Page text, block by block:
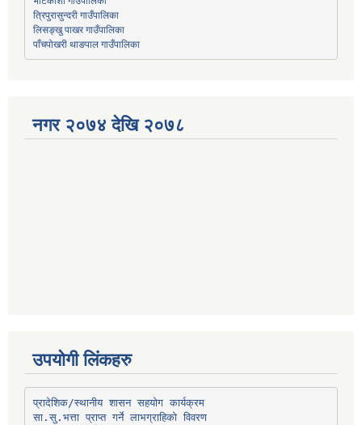
त्रिपुरासुन्दरी गाउँपालिका
लिसङ्खु पाखर गाउँपालिका
पाँचपोखरी थाङपाल गाउँपालिका
नगर २०७४ देखि २०७८
उपयोगी लिंकहरु
प्रादेशिक/स्थानीय शासन सहयोग कार्यक्रम
सा.सु.भत्ता प्राप्त गर्ने लाभग्राहिको विवरण